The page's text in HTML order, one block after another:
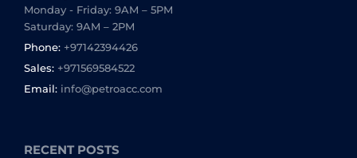
Monday - Friday: 9AM – 5PM
Saturday: 9AM – 2PM
Phone: +97142394426
Sales: +971569584522
Email: info@petroacc.com
RECENT POSTS